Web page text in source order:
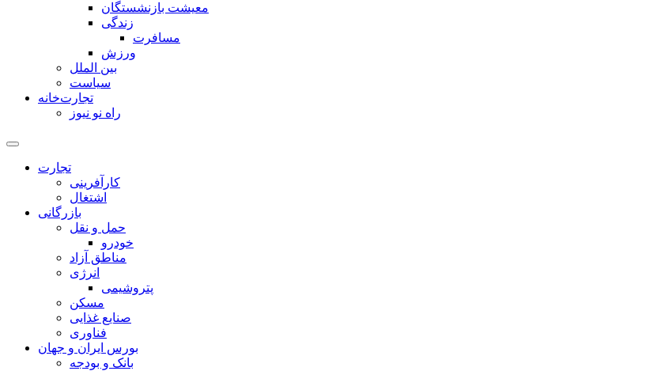
معیشت بازنشستگان
زندگی
مسافرت
ورزش
بین الملل
سیاست
تجارت‌خانه
راه نو نیوز
تجارت
کارآفرینی
اشتغال
بازرگانی
حمل و نقل
خودرو
مناطق آزاد
انرژی
پتروشیمی
مسکن
صنایع غذایی
فناوری
بورس ایران و جهان
بانک و بودجه